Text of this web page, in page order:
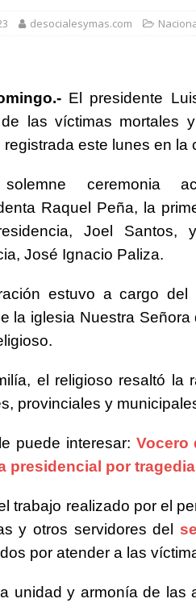
acusado de agredir agentes
con 7,7 millones de visitantes hasta julio
del festival gastronómico
comunitario para elevar los índices
desocialesymas.com
El presidente
de las víctimas mortales
este lunes en la
ceremonia
Raquel Peña, la
Joel Santos,
José Ignacio Paliza.
estuvo a cargo del
la iglesia Nuestra
el religioso resaltó la
provinciales y
puede interesar: Vocero
presidencial por
trabajo realizado por el
y otros servidores del
por atender a las
unidad y armonía de las